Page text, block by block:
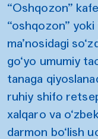
“Oshqozon”
“oshqozon”
ma’nosidagi
go‘yo umumiy
tanaga
ruhiy shifo
xalqaro va
darmon bo‘lish